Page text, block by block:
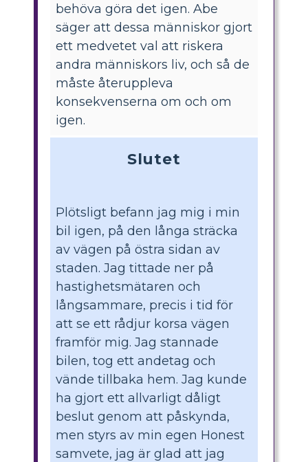
behöva göra det igen. Abe
säger att dessa människor gjort
ett medvetet val att riskera
andra människors liv, och så de
måste återuppleva
konsekvenserna om och om
igen.
Slutet
Plötsligt befann jag mig i min
bil igen, på den långa sträcka
av vägen på östra sidan av
staden. Jag tittade ner på
hastighetsmätaren och
långsammare, precis i tid för
att se ett rådjur korsa vägen
framför mig. Jag stannade
bilen, tog ett andetag och
vände tillbaka hem. Jag kunde
ha gjort ett allvarligt dåligt
beslut genom att påskynda,
men styrs av min egen Honest
samvete, jag är glad att jag